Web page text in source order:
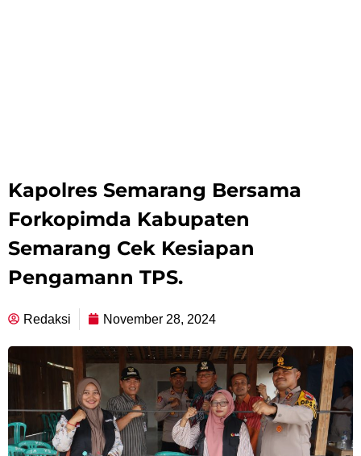
Kapolres Semarang Bersama
Forkopimda Kabupaten
Semarang Cek Kesiapan
Pengamann TPS.
Redaksi November 28, 2024